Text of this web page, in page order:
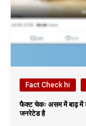
Fact Check hi
फैक्ट चेकः असम में बाढ़ में
जनरेटेड है